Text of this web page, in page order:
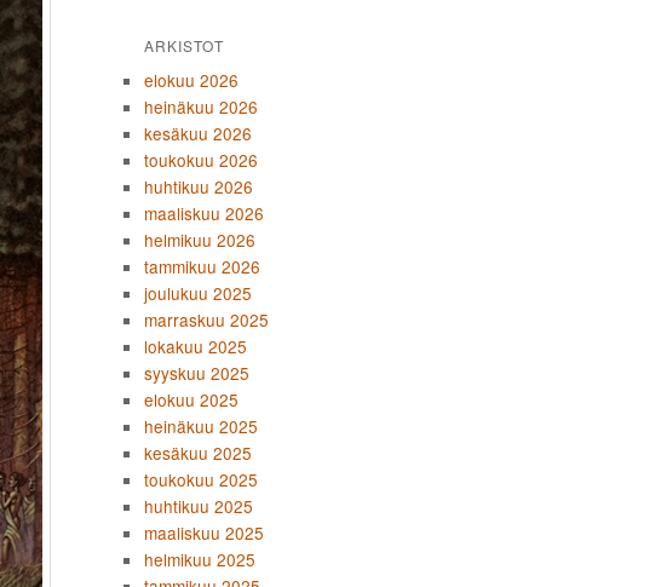
ARKISTOT
elokuu 2026
heinäkuu 2026
kesäkuu 2026
toukokuu 2026
huhtikuu 2026
maaliskuu 2026
helmikuu 2026
tammikuu 2026
joulukuu 2025
marraskuu 2025
lokakuu 2025
syyskuu 2025
elokuu 2025
heinäkuu 2025
kesäkuu 2025
toukokuu 2025
huhtikuu 2025
maaliskuu 2025
helmikuu 2025